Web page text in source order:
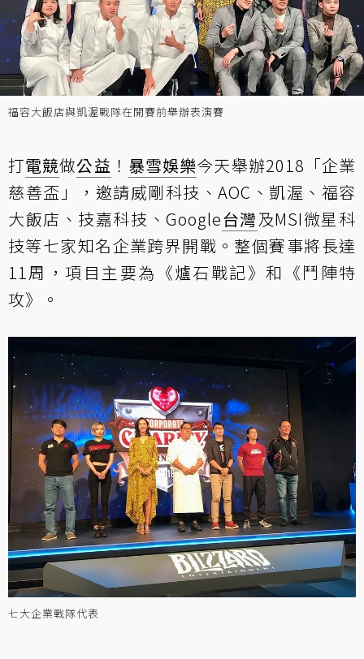
福容大飯店與凱渥戰隊在開賽前舉辦表演賽
打電競做公益 ！ 暴雪娛樂今天舉辦2018「企業
慈善盃」，邀請威剛科技、AOC、凱渥、福容
大飯店、技嘉科技、Google台灣及MSI微星科
技等七家知名企業跨界開戰。整個賽事將長達
11周，項目主要為《爐石戰記》和《鬥陣特
攻》。
七大企業戰隊代表